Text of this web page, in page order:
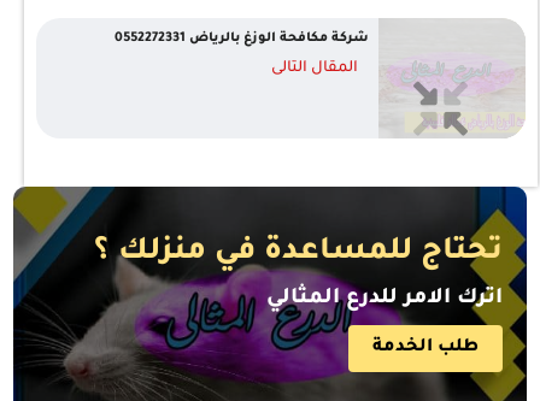
شركة مكافحة الوزغ بالرياض 0552272331
المقال التالى
تحتاج للمساعدة في منزلك ؟
اترك الامر للدرع المثالي
طلب الخدمة